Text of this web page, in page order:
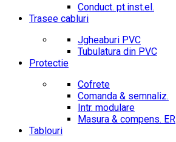
Conduct. pt.inst.el.
Trasee cabluri
Jgheaburi PVC
Tubulatura din PVC
Protectie
Cofrete
Comanda & semnaliz.
Intr. modulare
Masura & compens. ER
Tablouri